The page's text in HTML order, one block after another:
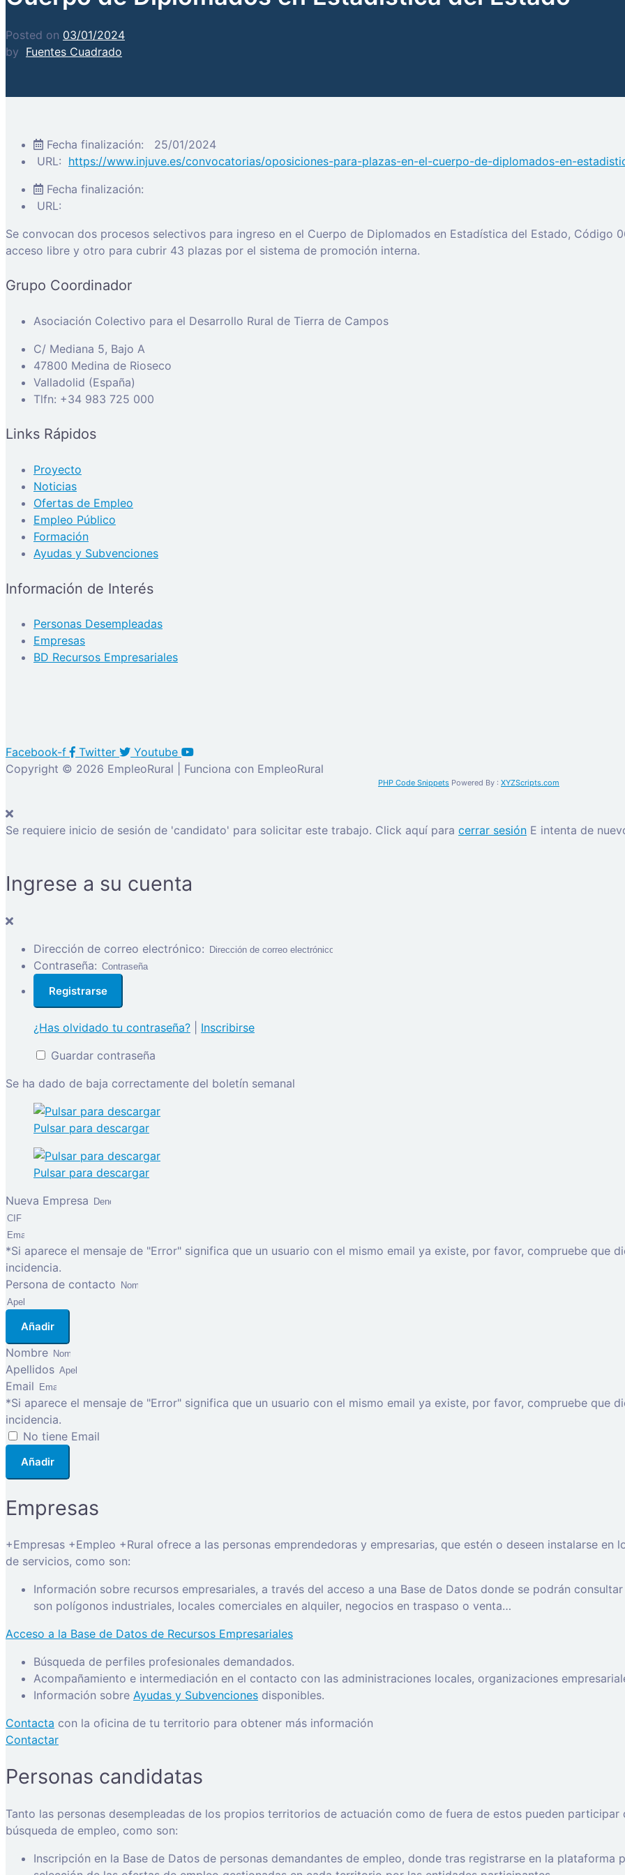
Posted on 03/01/2024
by Fuentes Cuadrado
Fecha finalización:
25/01/2024
URL: https://www.injuve.es/convocatorias/oposiciones-para-plazas-en-el-cuerpo-de-diplomados-en-
Fecha finalización:
URL:
Se convocan dos procesos selectivos para ingreso en el Cuerpo de Diplomados en Estadística del Estado, Código
acceso libre y otro para cubrir 43 plazas por el sistema de promoción interna.
Grupo Coordinador
Asociación Colectivo para el Desarrollo Rural de Tierra de Campos
C/ Mediana 5, Bajo A
47800 Medina de Rioseco
Valladolid (España)
Tlfn: +34 983 725 000
Links Rápidos
Proyecto
Noticias
Ofertas de Empleo
Empleo Público
Formación
Ayudas y Subvenciones
Información de Interés
Personas Desempleadas
Empresas
BD Recursos Empresariales
Facebook-f Twitter
Youtube
Copyright © 2026 EmpleoRural | Funciona con EmpleoRural
PHP Code Snippets Powered By : XYZScripts.com
Se requiere inicio de sesión de 'candidato' para solicitar este trabajo. Click aquí para cerrar sesión E intenta de
Ingrese a su cuenta
Dirección de correo electrónico:
Contraseña:
¿Has olvidado tu contraseña?
Inscribirse
Guardar contraseña
Se ha dado de baja correctamente del boletín semanal
Pulsar para descargar
Pulsar para descargar
Nueva Empresa
*Si aparece el mensaje de "Error" significa que un usuario con el mismo email ya existe, por favor, compruebe que
incidencia.
Persona de contacto
Añadir
Nombre
Apellidos
Email
*Si aparece el mensaje de "Error" significa que un usuario con el mismo email ya existe, por favor, compruebe que
incidencia.
No tiene Email
Añadir
Empresas
+Empresas +Empleo +Rural ofrece a las personas emprendedoras y empresarias, que estén o deseen instalarse
de servicios, como son:
Información sobre recursos empresariales, a través del acceso a una Base de Datos donde se podrán
son polígonos industriales, locales comerciales en alquiler, negocios en traspaso o venta…
Acceso a la Base de Datos de Recursos Empresariales
Búsqueda de perfiles profesionales demandados.
Acompañamiento e intermediación en el contacto con las administraciones locales, organizaciones
Información sobre Ayudas y Subvenciones disponibles.
Contacta con la oficina de tu territorio para obtener más información
Contactar
Personas candidatas
Tanto las personas desempleadas de los propios territorios de actuación como de fuera de estos pueden
búsqueda de empleo, como son:
Inscripción en la Base de Datos de personas demandantes de empleo, donde tras registrarse en la